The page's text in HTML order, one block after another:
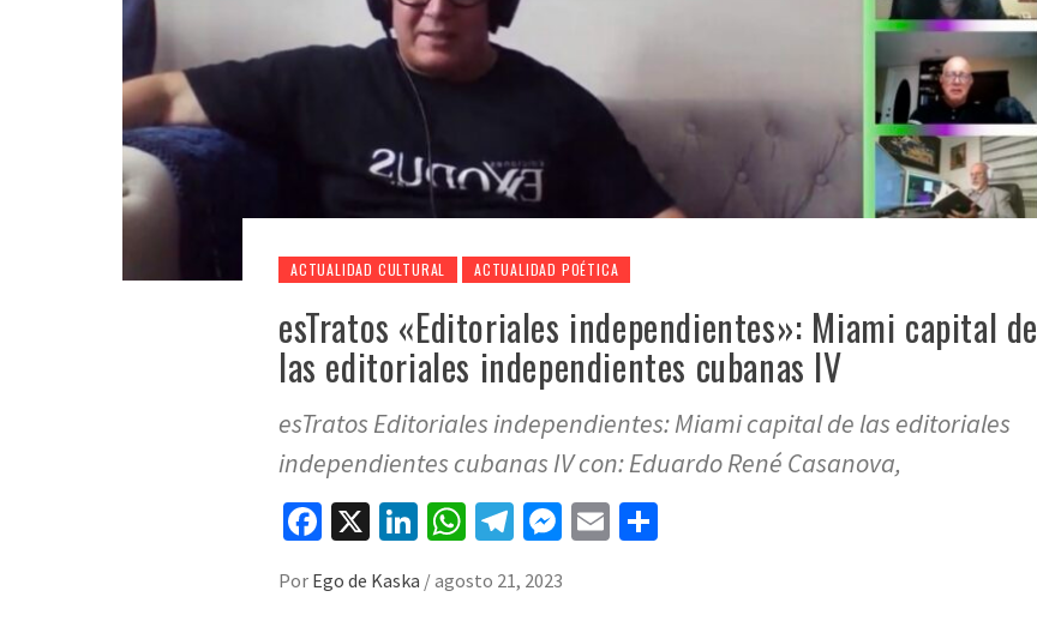
ACTUALIDAD CULTURAL ACTUALIDAD POÉTICA
esTratos «Editoriales independientes»: Miami capital de
las editoriales independientes cubanas IV
esTratos Editoriales independientes: Miami capital de las editoriales
independientes cubanas IV con: Eduardo René Casanova,
Facebook
X LinkedIn
WhatsApp
Telegram
Messenger
Email
Por Ego de Kaska /agosto 21, 2023